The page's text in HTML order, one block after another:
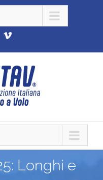
Vimeo
Longhi e